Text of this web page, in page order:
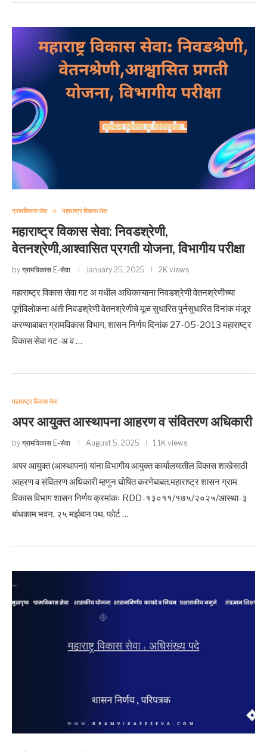
ग्रामविकास सेवा महाराष्ट्र विकास सेवा
महाराष्ट्र विकास सेवा: निवडश्रेणी,
वेतनश्रेणी,आश्वासित प्रगती योजना, विभागीय परीक्षा
by ग्रामविकास E-सेवा January 25, 2025 2K views
महाराष्ट्र विकास सेवा गट अ मधील अधिकाऱ्याना निवडश्रेणी वेतनश्रेणीच्या
पूर्णविलोकना अंती निवडश्रेणी वेतनश्रेणीचे मूळ सुधारित पुर्नसुधारित दिनांक मंजूर
करण्याबाबत ग्रामविकास विभाग, शासन निर्णय दिनांक 27-05-2013 महाराष्ट्र
विकास सेवा गट-अ व …
महाराष्ट्र विकास सेवा
अपर आयुक्त आस्थापना आहरण व संवितरण अधिकारी
by ग्रामविकास E-सेवा August 5, 2025 1.1K views
अपर आयुक्त (आस्थापना) यांना विभागीय आयुक्त कार्यालयातील विकास शाखेसाठी
आहरण व संवितरण अधिकारी म्हणुन घोषित करणेबाबत.महाराष्ट्र शासन ग्राम
विकास विभाग शासन निर्णय क्रमांकः RDD-१३०११/१७५/२०२५/आस्था-३
बांधकाम भवन, २५ मर्झबान पथ, फोर्ट …